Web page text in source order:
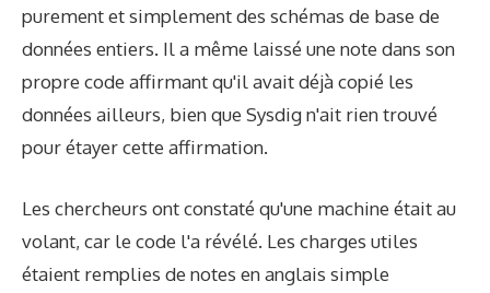
purement et simplement des schémas de base de
données entiers. Il a même laissé une note dans son
propre code affirmant qu'il avait déjà copié les
données ailleurs, bien que Sysdig n'ait rien trouvé
pour étayer cette affirmation.
Les chercheurs ont constaté qu'une machine était au
volant, car le code l'a révélé. Les charges utiles
étaient remplies de notes en anglais simple